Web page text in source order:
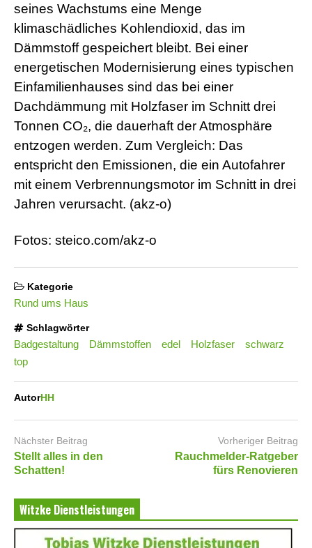
seines Wachstums eine Menge
klimaschädliches Kohlendioxid, das im
Dämmstoff gespeichert bleibt. Bei einer
energetischen Modernisierung eines typischen
Einfamilienhauses sind das bei einer
Dachdämmung mit Holzfaser im Schnitt drei
Tonnen CO₂, die dauerhaft der Atmosphäre
entzogen werden. Zum Vergleich: Das
entspricht den Emissionen, die ein Autofahrer
mit einem Verbrennungsmotor im Schnitt in drei
Jahren verursacht. (akz-o)
Fotos: steico.com/akz-o
Kategorie
Rund ums Haus
Schlagwörter
Badgestaltung Dämmstoffen edel Holzfaser
schwarz
top
AutorHH
Nächster Beitrag
Stellt alles in den
Schatten!
Vorheriger Beitrag
Rauchmelder-Ratgeber
fürs Renovieren
Witzke Dienstleistungen